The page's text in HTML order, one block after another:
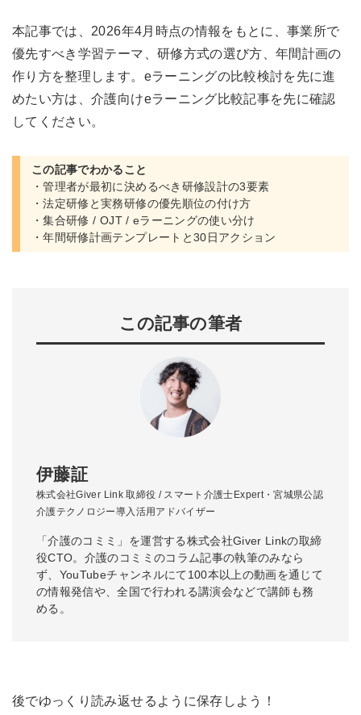
本記事では、2026年4月時点の情報をもとに、事業所で
優先すべき学習テーマ、研修方式の選び方、年間計画の
作り方を整理します。eラーニングの比較検討を先に進
めたい方は、介護向けeラーニング比較記事を先に確認
してください。
この記事でわかること
・管理者が最初に決めるべき研修設計の3要素
・法定研修と実務研修の優先順位の付け方
・集合研修 / OJT / eラーニングの使い分け
・年間研修計画テンプレートと30日アクション
この記事の筆者
伊藤証
株式会社Giver Link 取締役 / スマート介護士Expert・宮城県公認
介護テクノロジー導入活用アドバイザー
「介護のコミミ」を運営する株式会社Giver Linkの取締
役CTO。介護のコミミのコラム記事の執筆のみなら
ず、YouTubeチャンネルにて100本以上の動画を通じて
の情報発信や、全国で行われる講演会などで講師も務
める。
後でゆっくり読み返せるように保存しよう！